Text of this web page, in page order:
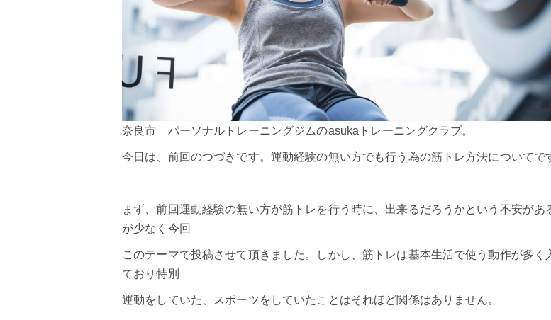
奈良市 パーソナルトレーニングジムのasukaトレーニングクラブ。
今日は、前回のつづきです。運動経験の無い方でも行う為の筋トレ方法についてで
まず、前回運動経験の無い方が筋トレを行う時に、出来るだろうかという不安があ
が少なく今回
このテーマで投稿させて頂きました。しかし、筋トレは基本生活で使う動作が多く
ており特別
運動をしていた、スポーツをしていたことはそれほど関係はありません。